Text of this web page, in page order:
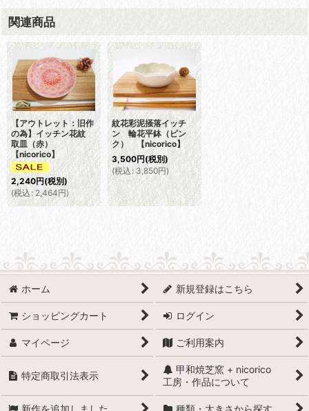
関連商品
【アウトレット：旧作
の為】イッチン花紋
取皿（赤）
【nicorico】
2,240円(税別)
(税込 : 2,464円)
紋花彩泥掻落イッチ
ン 輪花平鉢（ピン
ク） 【nicorico】
3,500円(税別)
(税込: 3,850円)
ホーム 新規登録はこちら
ショッピングカート ログイン
マイページ ご利用案内
特定商取引法表示
甲和焼芝窯 + nicorico
工房・作品について
新作を追加しました 種類・大きさから探す